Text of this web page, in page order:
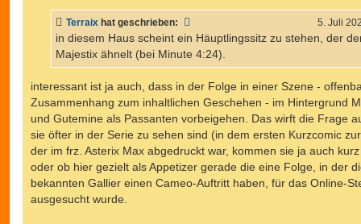
r
a
Terraix hat geschrieben: 5. Juli
in diesem Haus scheint ein Häuptlingssitz zu stehen, der
Majestix ähnelt (bei Minute 4:24).
interessant ist ja auch, dass in der Folge in einer Szene -
Zusammenhang zum inhaltlichen Geschehen - im Hintergrund
und Gutemine als Passanten vorbeigehen. Das wirft die Frage
sie öfter in der Serie zu sehen sind (in dem ersten Kurzcomic
der im frz. Asterix Max abgedruckt war, kommen sie ja auch
oder ob hier gezielt als Appetizer gerade die eine Folge, in der
bekannten Gallier einen Cameo-Auftritt haben, für das Online-
ausgesucht wurde.